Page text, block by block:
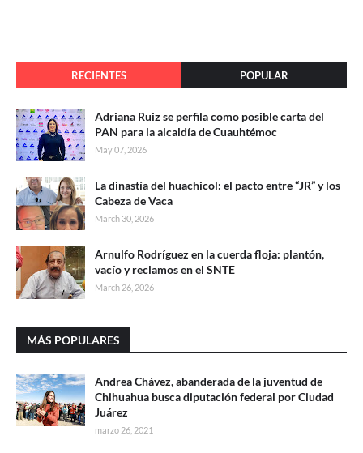
RECIENTES POPULAR
Adriana Ruiz se perfila como posible carta del
PAN para la alcaldía de Cuauhtémoc
May 07, 2026
La dinastía del huachicol: el pacto entre “JR” y los
Cabeza de Vaca
March 30, 2026
Arnulfo Rodríguez en la cuerda floja: plantón,
vacío y reclamos en el SNTE
March 26, 2026
MÁS POPULARES
Andrea Chávez, abanderada de la juventud de
Chihuahua busca diputación federal por Ciudad
Juárez
marzo 26, 2021